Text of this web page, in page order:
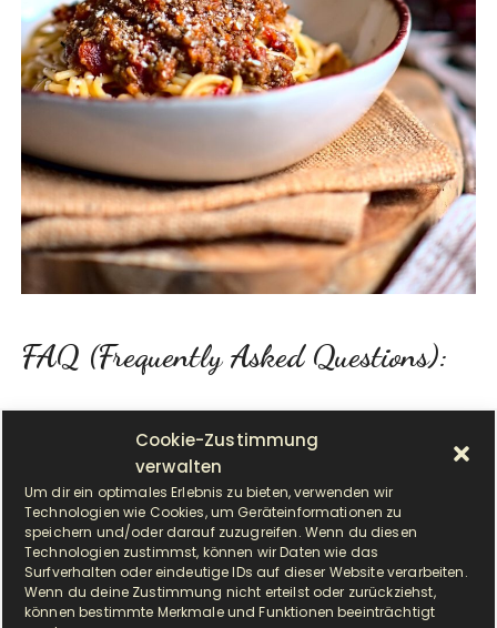
Cookie-Zustimmung
verwalten
Um dir ein optimales Erlebnis zu bieten, verwenden wir
Technologien wie Cookies, um Geräteinformationen zu
speichern und/oder darauf zuzugreifen. Wenn du diesen
Technologien zustimmst, können wir Daten wie das
Surfverhalten oder eindeutige IDs auf dieser Website verarbeiten.
Wenn du deine Zustimmung nicht erteilst oder zurückziehst,
können bestimmte Merkmale und Funktionen beeinträchtigt
FAQ (Frequently Asked Questions):
Ist vegetarische Bolognese geschmacklich
vergleichbar mit der traditionellen Version?
Der Geschmack ist nicht komplett gleich, die
Veggie Pilz Bolognese liegt nicht so schwer im
Magen. Mit Hülsenfrüchten wie Linsen oder
fleischlosen Alternativprodukten könnte man dem